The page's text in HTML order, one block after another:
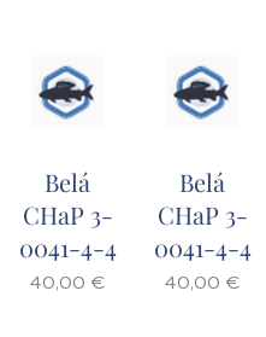
Belá
CHaP 3-
0041-4-4
40,00 €
Belá
CHaP 3-
0041-4-4
40,00 €